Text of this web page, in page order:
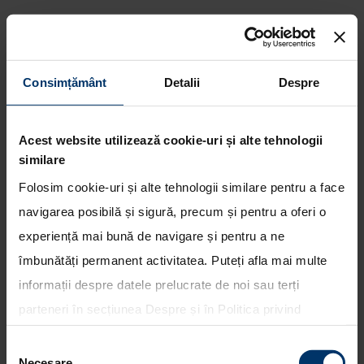
Consimțământ Detalii Despre
Acest website utilizează cookie-uri și alte tehnologii
similare
Folosim cookie-uri și alte tehnologii similare pentru a face
navigarea posibilă și sigură, precum și pentru a oferi o
experiență mai bună de navigare și pentru a ne
îmbunătăți permanent activitatea. Puteți afla mai multe
informații despre datele prelucrate de noi sau terți
parteneri în secțiunea Despre și în Politica privind
toate cookie-urile, una sau mai multe categorii sau să
Podium pentru Hyundai
Motorsport si Dani Sordo in
Raliul Spaniei